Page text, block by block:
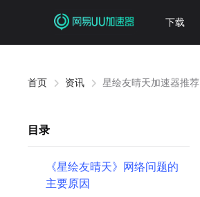
下载
首页 资讯 星绘友晴天加速器推
目录
《星绘友晴天》网络问题的
主要原因